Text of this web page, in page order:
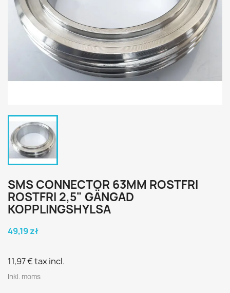
SMS CONNECTOR 63MM ROSTFRI
ROSTFRI 2,5" GÄNGAD
KOPPLINGSHYLSA
49,19 zł
11,97 €tax incl.
Inkl. moms